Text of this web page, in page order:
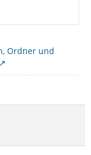
Ordner und